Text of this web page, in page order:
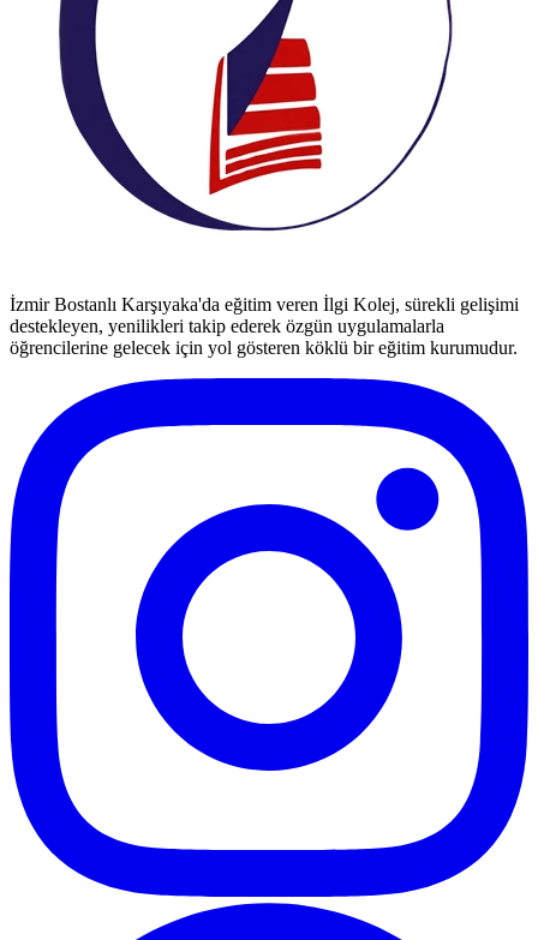
İzmir Bostanlı Karşıyaka'da eğitim veren İlgi Kolej, sürekli gelişimi
destekleyen, yenilikleri takip ederek özgün uygulamalarla
öğrencilerine gelecek için yol gösteren köklü bir eğitim kurumudur.